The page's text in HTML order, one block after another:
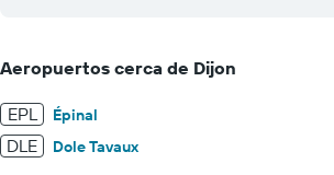
Aeropuertos cerca de Dijon
EPL Épinal
DLE Dole Tavaux